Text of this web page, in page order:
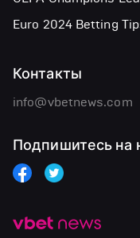
Euro 2024 Betting
Контакты
info@vbetnews.com
Подпишитесь на